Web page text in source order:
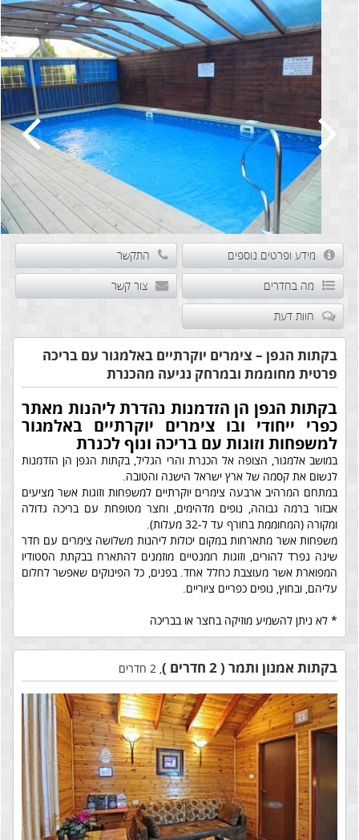
מידע ופרטים נוספים
התקשר
מה בחדרים
צור קשר
חוות דעת
בקתות הגפן – צימרים יוקרתיים באלמגור עם בריכה
פרטית מחוממת ובמרחק נגיעה מהכנרת
בקתות הגפן הן הזדמנות נהדרת ליהנות מאתר
כפרי ייחודי ובו צימרים יוקרתיים באלמגור
למשפחות וזוגות עם בריכה ונוף לכנרת
במושב אלמגור, הצופה אל הכנרת והרי הגליל, בקתות הגפן הן הזדמנות
לנשום את קסמה של ארץ ישראל הישנה והטובה.
במתחם המרהיב ארבעה צימרים יוקרתיים למשפחות וזוגות אשר מציעים
אבזור ברמה גבוהה, נופים מדהימים, וחצר מטופחת עם בריכה גדולה
ומקורה (המחוממת בחורף עד ל-32 מעלות).
משפחות אשר מתארחות במקום יכולות ליהנות משלושה צימרים עם חדר
שינה נפרד להורים, וזוגות רומנטיים מוזמנים להתארח בבקתת הסטודיו
המפוארת אשר מעוצבת כחלל אחד. בפנים, כל הפינוקים שאפשר לחלום
עליהם, ובחוץ, נופים כפריים ציוריים.
* לא ניתן להשמיע מוזיקה בחצר או בבריכה
בקתות אמנון ותמר ( 2 חדרים ) , 2 חדרים